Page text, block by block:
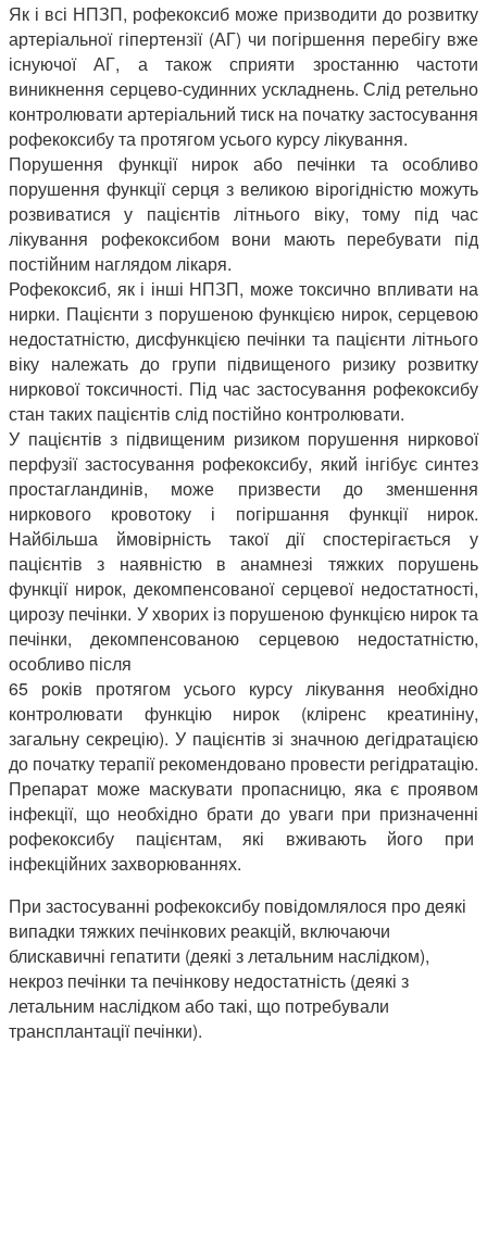
Як і всі НПЗП, рофекоксиб може призводити до розвитку
артеріальної гіпертензії (АГ) чи погіршення перебігу вже
існуючої АГ, а також сприяти зростанню частоти
виникнення серцево-судинних ускладнень. Слід ретельно
контролювати артеріальний тиск на початку застосування
рофекоксибу та протягом усього курсу лікування.
Порушення функції нирок або печінки та особливо
порушення функції серця з великою вірогідністю можуть
розвиватися у пацієнтів літнього віку, тому під час
лікування рофекоксибом вони мають перебувати під
постійним наглядом лікаря.
Рофекоксиб, як і інші НПЗП, може токсично впливати на
нирки. Пацієнти з порушеною функцією нирок, серцевою
недостатністю, дисфункцією печінки та пацієнти літнього
віку належать до групи підвищеного ризику розвитку
ниркової токсичності. Під час застосування рофекоксибу
стан таких пацієнтів слід постійно контролювати.
У пацієнтів з підвищеним ризиком порушення ниркової
перфузії застосування рофекоксибу, який інгібує синтез
простагландинів, може призвести до зменшення
ниркового кровотоку і погіршання функції нирок.
Найбільша ймовірність такої дії спостерігається у
пацієнтів з наявністю в анамнезі тяжких порушень
функції нирок, декомпенсованої серцевої недостатності,
цирозу печінки. У хворих із порушеною функцією нирок та
печінки, декомпенсованою серцевою недостатністю,
особливо після
65 років протягом усього курсу лікування необхідно
контролювати функцію нирок (кліренс креатиніну,
загальну секрецію). У пацієнтів зі значною дегідратацією
до початку терапії рекомендовано провести регідратацію.
Препарат може маскувати пропасницю, яка є проявом
інфекції, що необхідно брати до уваги при призначенні
рофекоксибу пацієнтам, які вживають його при
інфекційних захворюваннях.
При застосуванні рофекоксибу повідомлялося про деякі
випадки тяжких печінкових реакцій, включаючи
блискавичні гепатити (деякі з летальним наслідком),
некроз печінки та печінкову недостатність (деякі з
летальним наслідком або такі, що потребували
трансплантації печінки).